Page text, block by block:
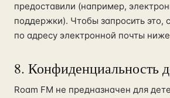
предоставили (например,
поддержки). Чтобы запросить это,
по адресу электронной почты
8. Конфиденциальность
Roam FM не предназначен для